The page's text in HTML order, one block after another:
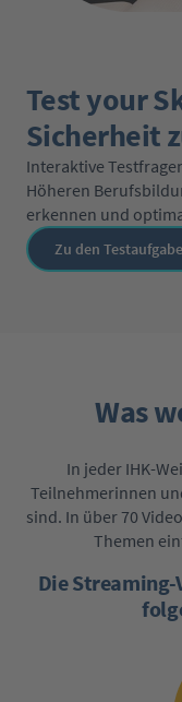
Test your
Sicherheit
Interaktive
Höheren
erkennen und
Zu den
Was
In jeder IHK-
Teilnehmerinnen
sind. In über 70
Themen
Die Streaming-